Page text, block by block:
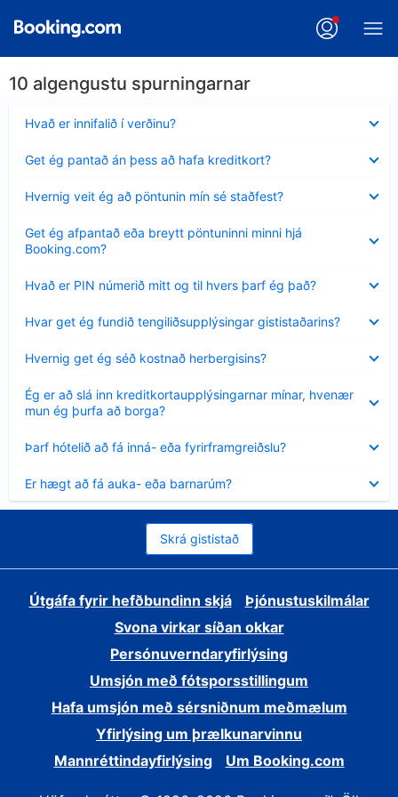
10 algengustu spurningarnar
Hvað er innifalið í verðinu?
sýnt
Get ég pantað án þess að hafa kreditkort?
sýnt
Hvernig veit ég að pöntunin mín sé staðfest?
sýnt
Get ég afpantað eða breytt pöntuninni minni hjá
Booking.com?
sýnt
Hvað er PIN númerið mitt og til hvers þarf ég það?
sýnt
Hvar get ég fundið tengiliðsupplýsingar gististaðarins?
sýnt
Hvernig get ég séð kostnað herbergisins?
sýnt
Ég er að slá inn kreditkortaupplýsingarnar mínar, hvenær
mun ég þurfa að borga?
Minna
sýnt
Þarf hótelið að fá inná- eða fyrirframgreiðslu?
sýnt
Er hægt að fá auka- eða barnarúm?
sýnt
Skrá gististað
Útgáfa fyrir hefðbundinn skjá
Þjónustuskilmálar
Svona virkar síðan okkar
Persónuverndaryfirlýsing
Umsjón með fótsporsstillingum
Hafa umsjón með sérsniðnum meðmælum
Yfirlýsing um þrælkunarvinnu
Mannréttindayfirlýsing
Um Booking.com